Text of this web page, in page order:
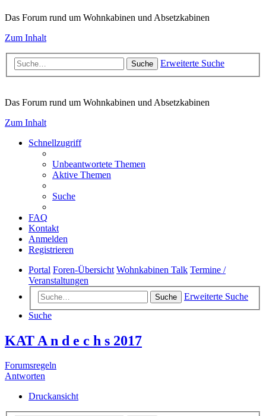
Das Forum rund um Wohnkabinen und Absetzkabinen
Zum Inhalt
Suche Erweiterte Suche
Das Forum rund um Wohnkabinen und Absetzkabinen
Zum Inhalt
Schnellzugriff
Unbeantwortete Themen
Aktive Themen
Suche
FAQ
Kontakt
Anmelden
Registrieren
Portal Foren-Übersicht Wohnkabinen Talk Termine /
Veranstaltungen
Suche
Erweiterte Suche
Suche
KAT A n d e c h s 2017
Forumsregeln
Antworten
Druckansicht